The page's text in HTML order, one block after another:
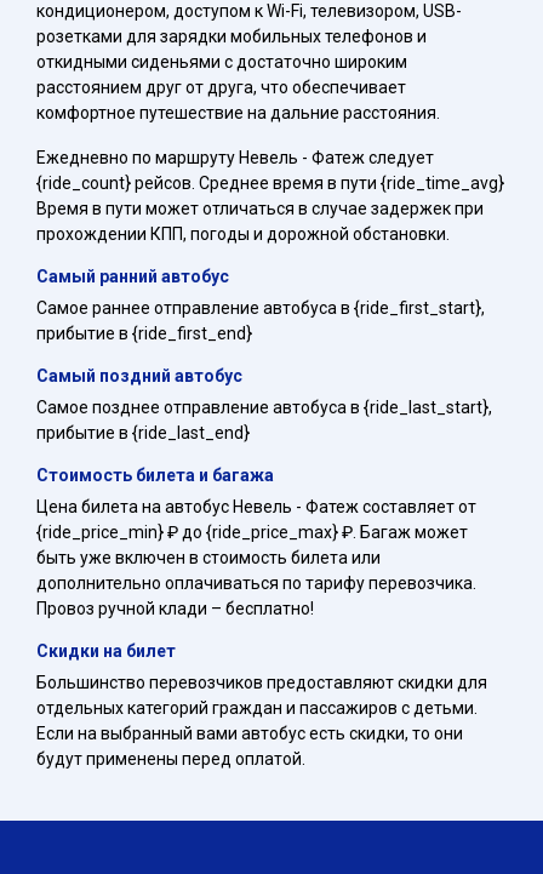
кондиционером, доступом к Wi-Fi, телевизором, USB-
розетками для зарядки мобильных телефонов и
откидными сиденьями с достаточно широким
расстоянием друг от друга, что обеспечивает
комфортное путешествие на дальние расстояния.
Ежедневно по маршруту Невель - Фатеж следует
{ride_count} рейсов. Среднее время в пути {ride_time_avg}
Время в пути может отличаться в случае задержек при
прохождении КПП, погоды и дорожной обстановки.
Самый ранний автобус
Самое раннее отправление автобуса в {ride_first_start},
прибытие в {ride_first_end}
Самый поздний автобус
Самое позднее отправление автобуса в {ride_last_start},
прибытие в {ride_last_end}
Стоимость билета и багажа
Цена билета на автобус Невель - Фатеж составляет от
{ride_price_min} ₽ до {ride_price_max} ₽. Багаж может
быть уже включен в стоимость билета или
дополнительно оплачиваться по тарифу перевозчика.
Провоз ручной клади – бесплатно!
Скидки на билет
Большинство перевозчиков предоставляют скидки для
отдельных категорий граждан и пассажиров с детьми.
Если на выбранный вами автобус есть скидки, то они
будут применены перед оплатой.